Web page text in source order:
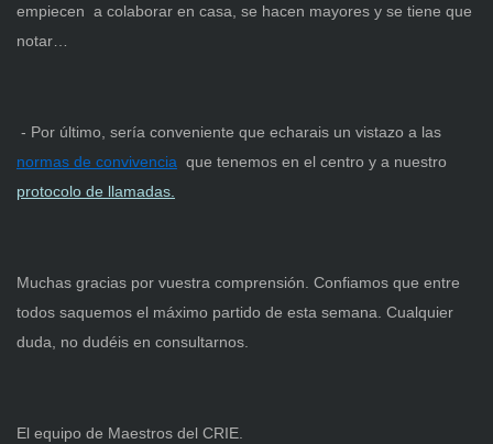
empiecen a colaborar en casa, se hacen mayores y se tiene que
notar…
- Por último, sería conveniente que echarais un vistazo a las
normas de convivenciaque tenemos en el centro y a nuestro
protocolo de llamadas.
Muchas gracias por vuestra comprensión. Confiamos que entre
todos saquemos el máximo partido de esta semana. Cualquier
duda, no dudéis en consultarnos.
El equipo de Maestros del CRIE.